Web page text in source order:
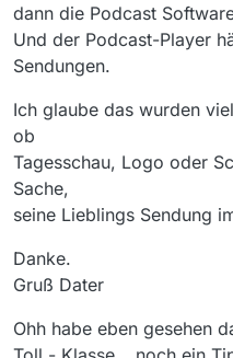
dann die Podcast
Und der Podcast-Player
Sendungen.
Ich glaube das wurden
ob
Tagesschau, Logo oder
Sache,
seine Lieblings Sendung
Danke.
Gruß Dater
Ohh habe eben gesehen